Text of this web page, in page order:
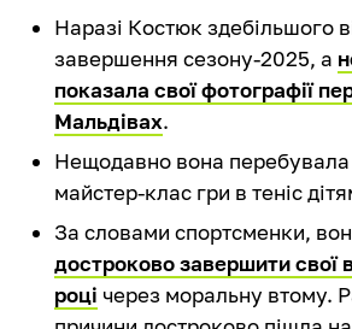
Наразі Костюк здебільшого
завершення сезону-2025, а
показала свої фотографії
Мальдівах.
Нещодавно вона перебувала
майстер-клас гри в теніс
За словами спортсменки,
достроково завершити свої
році через моральну втому.